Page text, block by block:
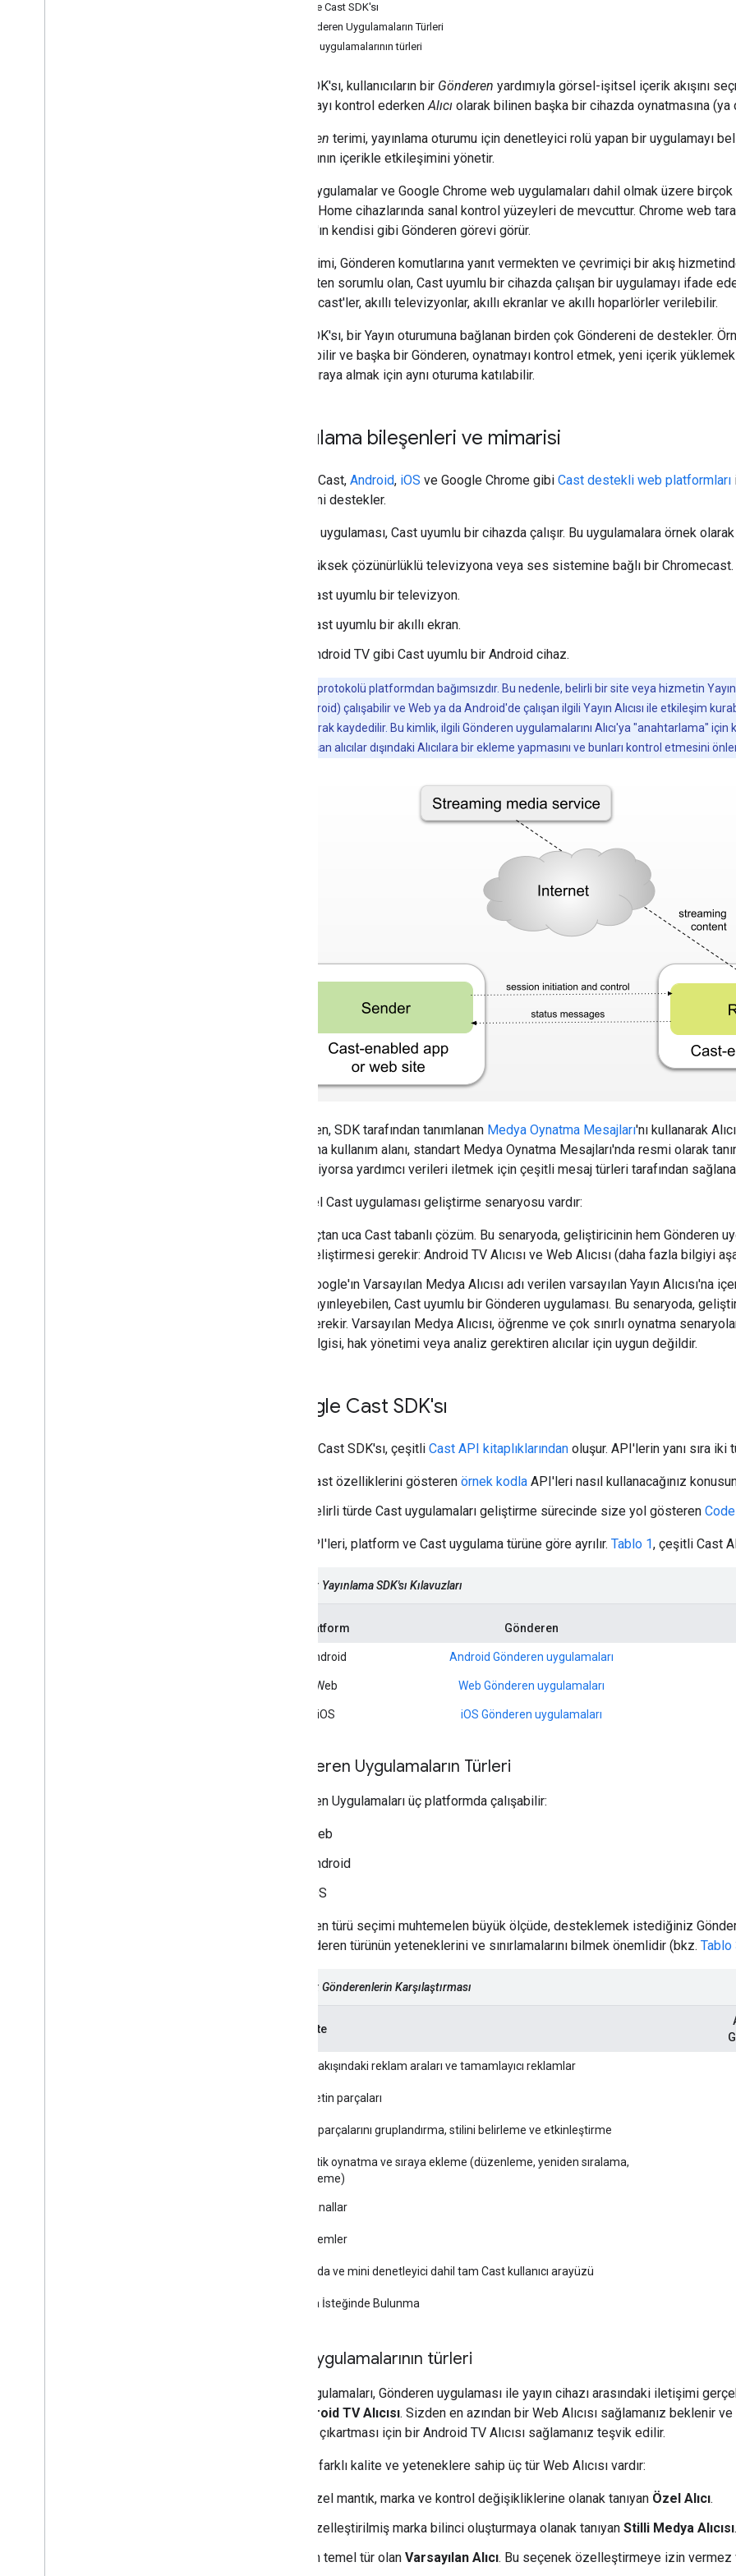
Google Cast SDK'sı
Gönderen Uygulamaların Türleri
Alıcı uygulamalarının türleri
Cast SDK'sı, kullanıcıların bir Gönderen yardımıyla görsel-işitsel içerik akışını
oynatmayı kontrol ederkenAlıcı olarak bilinen başka bir cihazda oynatmasına (ya
Gönderen terimi, yayınlama oturumu için denetleyici rolü yapan bir uygulamayı
kullanıcının içerikle etkileşimini yönetir.
Mobil uygulamalar ve Google Chrome web uygulamaları dahil olmak üzere
Google Home cihazlarında sanal kontrol yüzeyleri de mevcuttur. Chrome web
Asistan'ın kendisi gibi Gönderen görevi görür.
terimi, Gönderen komutlarına yanıt vermekten ve çevrimiçi bir akış
iletmekten sorumlu olan, Cast uyumlu bir cihazda çalışan bir uygulamayı ifade
Chromecast'ler, akıllı televizyonlar, akıllı ekranlar ve akıllı hoparlörler verilebilir.
Cast SDK'sı, bir Yayın oturumuna bağlanan birden çok Göndereni de destekler.
başlatabilir ve başka bir Gönderen, oynatmayı kontrol etmek, yeni içerik
içerik sıraya almak için aynı oturuma katılabilir.
Uygulama bileşenleri ve mimarisi
Google Cast, Android, iOS ve Google Chrome gibi Cast destekli web platformları
özelliğini destekler.
Bir Alıcı uygulaması, Cast uyumlu bir cihazda çalışır. Bu uygulamalara örnek
Yüksek çözünürlüklü televizyona veya ses sistemine bağlı bir Chromecast.
Cast uyumlu bir televizyon.
Cast uyumlu bir akıllı ekran.
Android TV gibi Cast uyumlu bir Android cihaz.
Yayın protokolü platformdan bağımsızdır. Bu nedenle, belirli bir site veya hizmetin
(Web, iOS, Android) çalışabilir ve Web ya da Android'de çalışan ilgili Yayın Alıcısı ile etkileşim
kimliği kullanılarak kaydedilir. Bu kimlik, ilgili Gönderen uygulamalarını Alıcı'ya "anahtarlama"
kimliğini paylaşan alıcılar dışındaki Alıcılara bir ekleme yapmasını ve bunları kontrol etmesini
Gönderen, SDK tarafından tanımlanan Medya Oynatma Mesajları'nı kullanarak
uygulama kullanım alanı, standart Medya Oynatma Mesajları'nda resmi olarak
gerektiriyorsa yardımcı verileri iletmek için çeşitli mesaj türleri tarafından
İki temel Cast uygulaması geliştirme senaryosu vardır:
Uçtan uca Cast tabanlı çözüm. Bu senaryoda, geliştiricinin hem Gönderen
geliştirmesi gerekir: Android TV Alıcısı ve Web Alıcısı (daha fazla bilgiyi
Google'ın Varsayılan Medya Alıcısı adı verilen varsayılan Yayın Alıcısı'na
yayınleyebilen, Cast uyumlu bir Gönderen uygulaması. Bu senaryoda,
gerekir. Varsayılan Medya Alıcısı, öğrenme ve çok sınırlı oynatma
bilgisi, hak yönetimi veya analiz gerektiren alıcılar için uygun değildir.
Google Cast SDK'sı
Google Cast SDK'sı, çeşitli Cast API kitaplıklarından oluşur. API'lerin yanı sıra iki
Cast özelliklerini gösteren örnek kodla API'leri nasıl kullanacağınız
Belirli türde Cast uygulamaları geliştirme sürecinde size yol gösteren
Cast API'leri, platform ve Cast uygulama türüne göre ayrılır. Tablo 1, çeşitli Cast
Tablo 1: Yayınlama SDK'sı Kılavuzları
Platform Gönderen
Android Android Gönderen uygulamaları
Web Web Gönderen uygulamaları
iOS iOS Gönderen uygulamaları
Gönderen Uygulamaların Türleri
Gönderen Uygulamaları üç platformda çalışabilir:
Web
Android
iOS
Gönderen türü seçimi muhtemelen büyük ölçüde, desteklemek istediğiniz
bir Gönderen türünün yeteneklerini ve sınırlamalarını bilmek önemlidir (bkz. Tablo
Tablo 3: Gönderenlerin Karşılaştırması
Kapasite
Medya akışındaki reklam araları ve tamamlayıcı reklamlar
Stilli metin parçaları
Medya parçalarını gruplandırma, stilini belirleme ve etkinleştirme
Otomatik oynatma ve sıraya ekleme (düzenleme, yeniden sıralama,
güncelleme)
Özel kanallar
Özel işlemler
Kumanda ve mini denetleyici dahil tam Cast kullanıcı arayüzü
Katılma İsteğinde Bulunma
Alıcı uygulamalarının türleri
Alıcı uygulamaları, Gönderen uygulaması ile yayın cihazı arasındaki iletişimi
Android TV Alıcısı. Sizden en azından bir Web Alıcısı sağlamanız beklenir
düzeye çıkartması için bir Android TV Alıcısı sağlamanız teşvik edilir.
Her biri farklı kalite ve yeteneklere sahip üç tür Web Alıcısı vardır:
Özel mantık, marka ve kontrol değişikliklerine olanak tanıyan Özel Alıcı.
Özelleştirilmiş marka bilinci oluşturmaya olanak tanıyan Stilli Medya Alıcısı.
En temel tür olan Varsayılan Alıcı. Bu seçenek özelleştirmeye izin vermez